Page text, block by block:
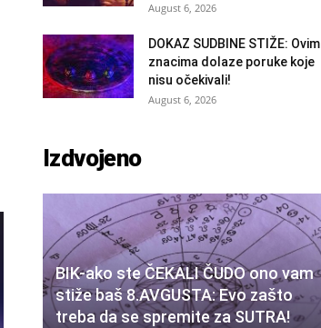
August 6, 2026
DOKAZ SUDBINE STIŽE: Ovim
znacima dolaze poruke koje
nisu očekivali!
August 6, 2026
Izdvojeno
BIK-ako ste ČEKALI ČUDO ono vam
stiže baš 8.AVGUSTA: Evo zašto
treba da se spremite za SUTRA!